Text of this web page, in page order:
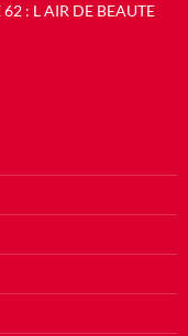
: L AIR DE BEAUTE